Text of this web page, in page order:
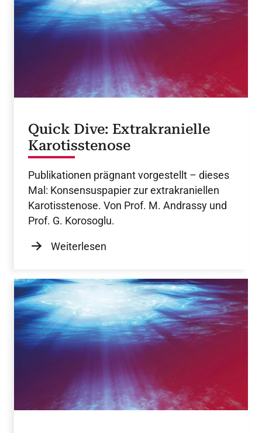
Quick Dive: Extrakranielle
Karotisstenose
Publikationen prägnant vorgestellt – dieses
Mal: Konsensuspapier zur extrakraniellen
Karotisstenose. Von Prof. M. Andrassy und
Prof. G. Korosoglu.
Weiterlesen